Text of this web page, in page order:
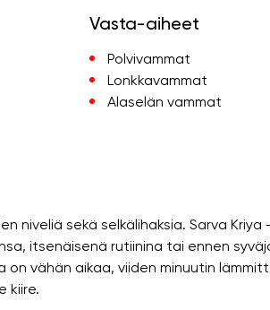
Vasta-aiheet
Polvivammat
Lonkkavammat
Alaselän vammat
niveliä sekä selkälihaksia. Sarva
itsenäisenä rutiinina tai ennen
vähän aikaa, viiden minuutin
kiire.